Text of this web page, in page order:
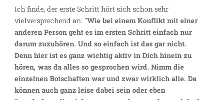
Ich finde, der erste Schritt hört sich schon sehr
vielversprechend an: "Wie bei einem Konflikt mit einer
anderen Person geht es im ersten Schritt einfach nur
darum zuzuhören. Und so einfach ist das gar nicht.
Denn hier ist es ganz wichtig aktiv in Dich hinein zu
hören, was da alles so gesprochen wird. Nimm die
einzelnen Botschaften war und zwar wirklich alle. Da
können auch ganz leise dabei sein oder eben